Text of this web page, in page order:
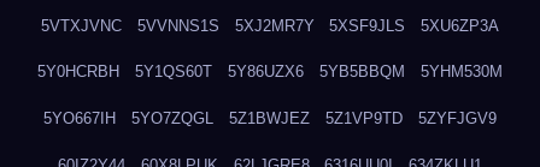
5VTXJVNC 5VVNNS1S 5XJ2MR7Y 5XSF9JLS 5XU6ZP3A
5Y0HCRBH 5Y1QS60T 5Y86UZX6 5YB5BBQM 5YHM530M
5YO667IH 5YO7ZQGL 5Z1BWJEZ 5Z1VP9TD 5ZYFJGV9